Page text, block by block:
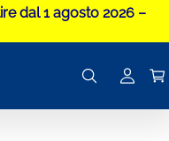
dal 1 agosto 2026 –